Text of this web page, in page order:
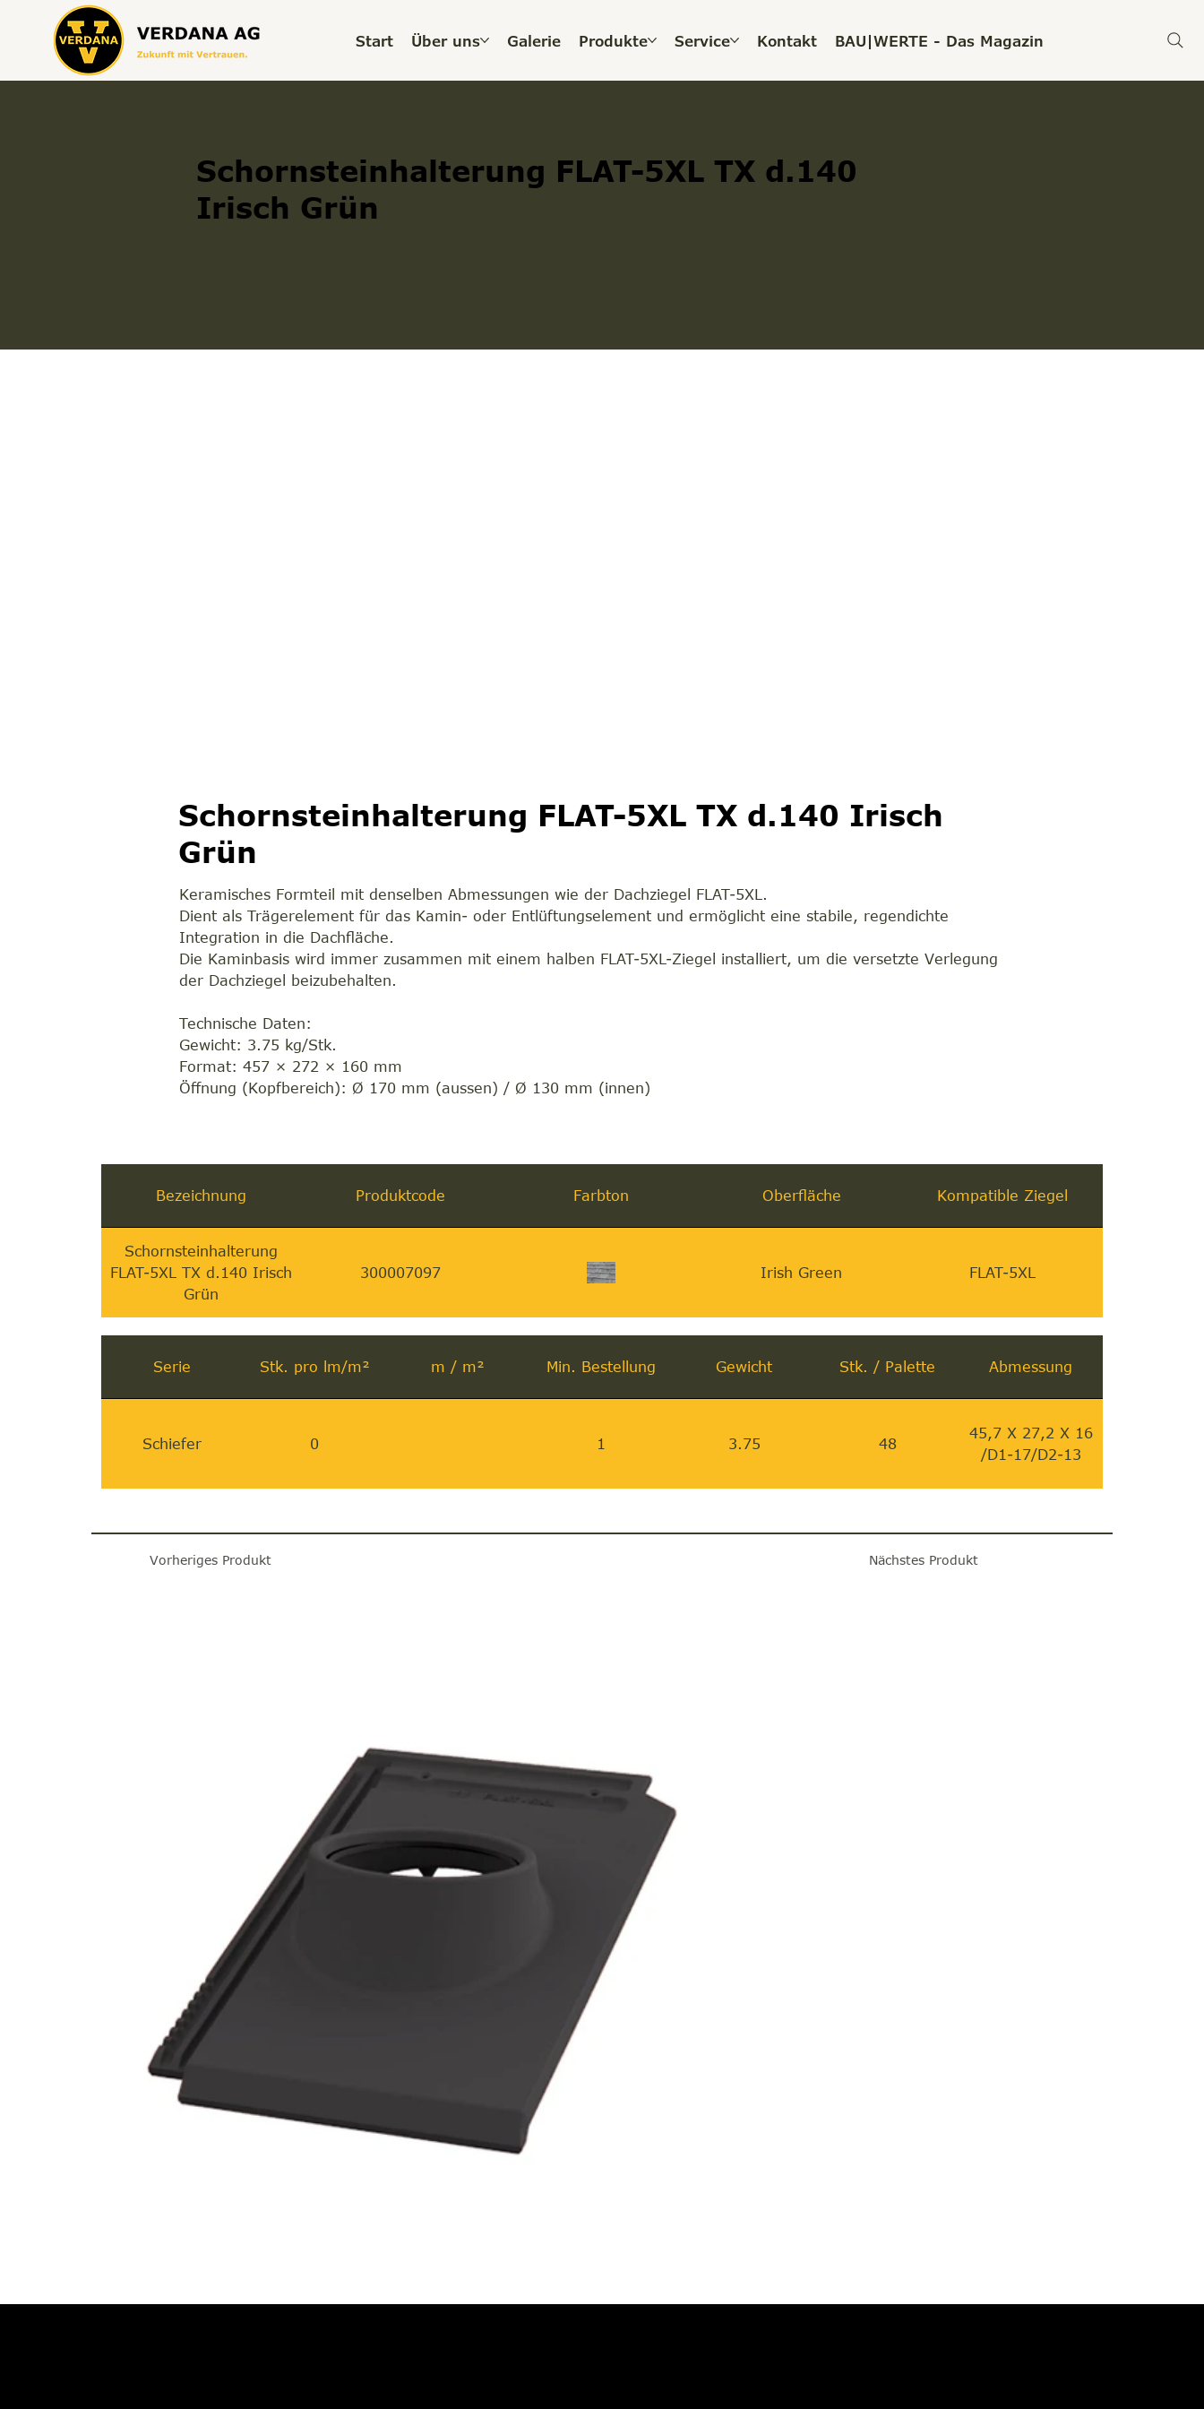
Start Über uns Galerie Produkte Service Kontakt BAU|WERTE - Das Magazin
Schornsteinhalterung FLAT-5XL TX d.140
Irisch Grün
Schornsteinhalterung FLAT-5XL TX d.140 Irisch
Grün
Keramisches Formteil mit denselben Abmessungen wie der Dachziegel FLAT-5XL.
Dient als Trägerelement für das Kamin- oder Entlüftungselement und ermöglicht eine stabile, regendichte
Integration in die Dachfläche.
Die Kaminbasis wird immer zusammen mit einem halben FLAT-5XL-Ziegel installiert, um die versetzte Verlegung
der Dachziegel beizubehalten.
Technische Daten:
Gewicht: 3.75 kg/Stk.
Format: 457 × 272 × 160 mm
Öffnung (Kopfbereich): Ø 170 mm (aussen) / Ø 130 mm (innen)
Bezeichnung Produktcode Farbton Oberfläche Kompatible Ziegel
Schornsteinhalterung
FLAT-5XL TX d.140 Irisch
Grün
300007097 Irish Green FLAT-5XL
Serie Stk. pro lm/m² m / m² Min. Bestellung Gewicht Stk. / Palette Abmessung
Schiefer 0 1 3.75 48
45,7 X 27,2 X 16
/D1-17/D2-13
Vorheriges Produkt Nächstes Produkt